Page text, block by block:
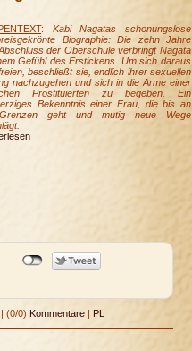
: Kabi Nagatas schonungslose
Biographie: Die zehn Jahre
der Oberschule verbringt Nagata
Gefühl des Erstickens. Um sich daraus
beschließt sie, endlich ihrer sexuellen
nachzugehen und sich in die Arme einer
Prostituierten zu begeben. Ein
Bekenntnis einer Frau, die bis an
geht und mutig neue Wege
| (0/0) Kommentare | PL